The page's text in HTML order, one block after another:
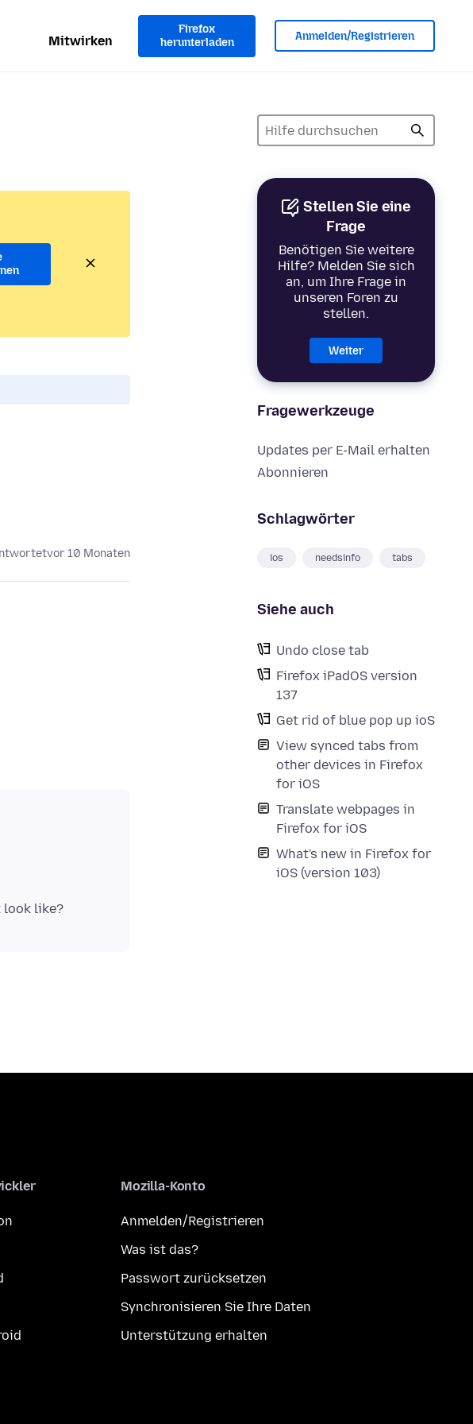
Mitwirken
Firefox
herunterladen
Anmelden/Registrieren
Stellen Sie eine
Frage
Benötigen Sie weitere
Hilfe? Melden Sie sich
an, um Ihre Frage in
unseren Foren zu
stellen.
Weiter
Fragewerkzeuge
Updates per E-Mail erhalten
Abonnieren
Schlagwörter
ios needsinfo tabs
Siehe auch
Undo close tab
Firefox iPadOS version
137
Get rid of blue pop up ioS
View synced tabs from
other devices in Firefox
for iOS
Translate webpages in
Firefox for iOS
What's new in Firefox for
iOS (version 103)
vor 10 Monaten
Mozilla-Konto
Anmelden/Registrieren
Was ist das?
Passwort zurücksetzen
Synchronisieren Sie Ihre Daten
Unterstützung erhalten